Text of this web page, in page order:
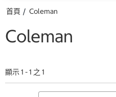
首頁 Coleman
Coleman
顯示 1 - 1 之 1